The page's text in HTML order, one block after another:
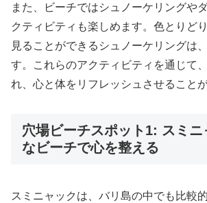
また、ビーチではシュノーケリングや
クティビティも楽しめます。色とりど
見ることができるシュノーケリングは
す。これらのアクティビティを通じて
れ、心と体をリフレッシュさせることが
穴場ビーチスポット1: スミ
なビーチで心を整える
スミニャックは、バリ島の中でも比較